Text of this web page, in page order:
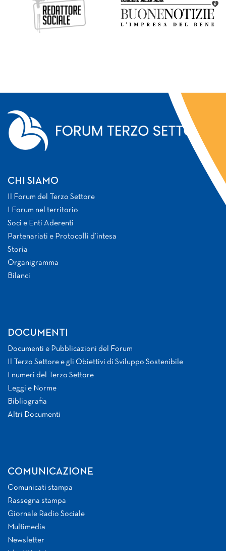
CHI SIAMO
Il Forum del Terzo Settore
I Forum nel territorio
Soci e Enti Aderenti
Partenariati e Protocolli d’intesa
Storia
Organigramma
Bilanci
DOCUMENTI
Documenti e Pubblicazioni del Forum
Il Terzo Settore e gli Obiettivi di Sviluppo Sostenibile
I numeri del Terzo Settore
Leggi e Norme
Bibliografia
Altri Documenti
COMUNICAZIONE
Comunicati stampa
Rassegna stampa
Giornale Radio Sociale
Multimedia
Newsletter